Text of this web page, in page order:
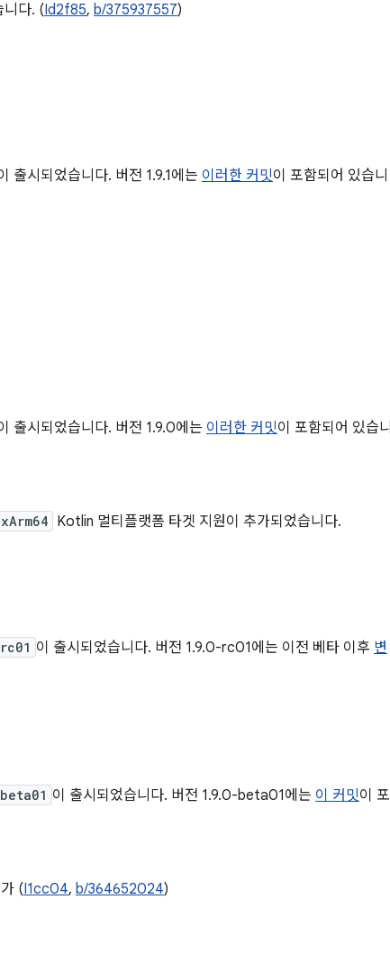
니다. (Id2f85, b/375937557)
출시되었습니다. 버전 1.9.1에는 이러한 커밋이 포함되어 있습니
출시되었습니다. 버전 1.9.0에는 이러한 커밋이 포함되어 있습니
Kotlin 멀티플랫폼 타겟 지원이 추가되었습니다.
이 출시되었습니다. 버전 1.9.0-rc01에는 이전 베타 이후 변
이 출시되었습니다. 버전 1.9.0-beta01에는 이 커밋이 포
(I1cc04, b/364652024)